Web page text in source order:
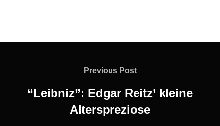
Previous
Previous Post
“Leibniz”: Edgar Reitz’ kleine
Alterspreziose